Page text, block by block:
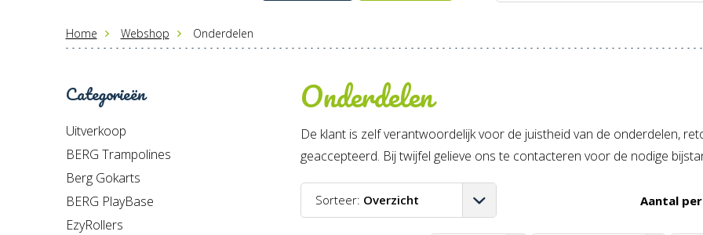
Home Webshop Onderdelen
Categorieën
Uitverkoop
BERG Trampolines
Berg Gokarts
BERG PlayBase
EzyRollers
Onderdelen
De klant is zelf verantwoordelijk voor de juistheid van de onderdelen,
geaccepteerd. Bij twijfel gelieve ons te contacteren voor de nodige
Sorteer: Overzicht
Aantal